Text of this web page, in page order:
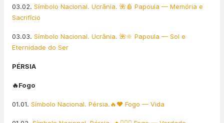
03.02. Símbolo Nacional. Ucrânia. 🌺🩸 Papoula — Memória e
Sacrifício
03.03. Símbolo Nacional. Ucrânia. 🌺🔆 Papoula — Sol e
Eternidade do Ser
PÉRSIA
🔥Fogo
01.01. Símbolo Nacional. Pérsia.🔥❤️ Fogo — Vida